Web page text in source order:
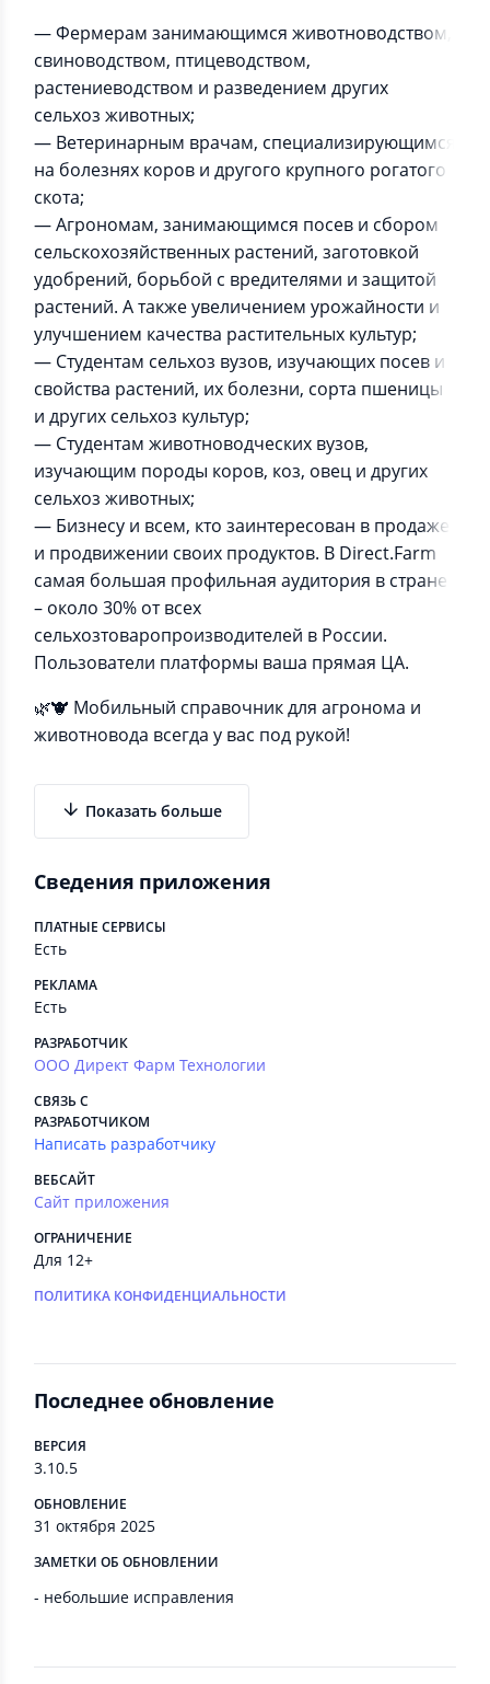
— Фермерам занимающимся животноводством,
свиноводством, птицеводством,
растениеводством и разведением других
сельхоз животных;
— Ветеринарным врачам, специализирующимся
на болезнях коров и другого крупного рогатого
скота;
— Агрономам, занимающимся посев и сбором
сельскохозяйственных растений, заготовкой
удобрений, борьбой с вредителями и защитой
растений. А также увеличением урожайности и
улучшением качества растительных культур;
— Студентам сельхоз вузов, изучающих посев и
свойства растений, их болезни, сорта пшеницы
и других сельхоз культур;
— Студентам животноводческих вузов,
изучающим породы коров, коз, овец и других
сельхоз животных;
— Бизнесу и всем, кто заинтересован в продаже
и продвижении своих продуктов. В Direct.Farm
самая большая профильная аудитория в стране
– около 30% от всех
сельхозтоваропроизводителей в России.
Пользователи платформы ваша прямая ЦА.
🌿🐮 Мобильный справочник для агронома и
животновода всегда у вас под рукой!
Показать больше
Сведения приложения
ПЛАТНЫЕ СЕРВИСЫ
Есть
РЕКЛАМА
Есть
РАЗРАБОТЧИК
ООО Директ Фарм Технологии
СВЯЗЬ С
РАЗРАБОТЧИКОМ
Написать разработчику
ВЕБСАЙТ
Сайт приложения
ОГРАНИЧЕНИЕ
Для 12+
ПОЛИТИКА КОНФИДЕНЦИАЛЬНОСТИ
Последнее обновление
ВЕРСИЯ
3.10.5
ОБНОВЛЕНИЕ
31 октября 2025
ЗАМЕТКИ ОБ ОБНОВЛЕНИИ
- небольшие исправления